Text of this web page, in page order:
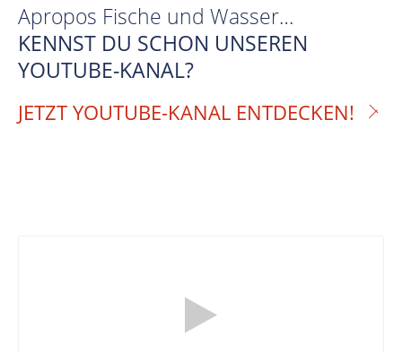
Apropos Fische und Wasser…
KENNST DU SCHON UNSEREN
YOUTUBE-KANAL?
JETZT YOUTUBE-KANAL ENTDECKEN!